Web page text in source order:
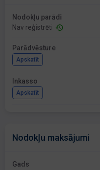
Nodokļu parādi
Nav reģistrēti
Parādvēsture
Apskatīt
Inkasso
Apskatīt
Nodokļu maksājumi
Gads